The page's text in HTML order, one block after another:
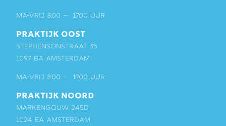
ma-vrij 8:00 – 17:00 uur
PRAKTIJK OOST
Stephensonstraat 35
1097 BA Amsterdam
ma-vrij 8:00 – 17:00 uur
PRAKTIJK NOORD
Markengouw 245D
1024 EA Amsterdam